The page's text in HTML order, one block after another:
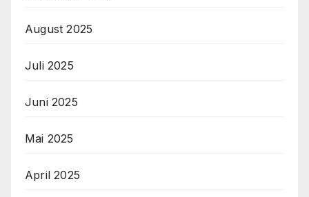
August 2025
Juli 2025
Juni 2025
Mai 2025
April 2025